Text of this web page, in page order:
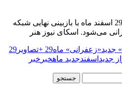
سریال نوروزی «زعفرانی» از 29 اسفند ماه با بازبینی نهایی شبکه
می‌شود. اسکای نیوز هنر
جدید«زعفرانی» ماه29 +تصاویر
29
از جدید اسفندجدید ماهخبر خبر